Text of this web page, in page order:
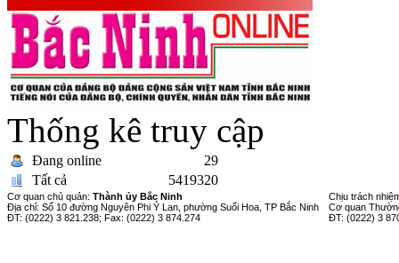
Thống kê truy cập
Đang online
29
Tất cả
5419320
Cơ quan chủ quản: Thành ủy Bắc Ninh
Địa chỉ: Số 10 đường Nguyên Phi Ỷ Lan, phường Suối Hoa, TP Bắc Ninh
ĐT: (0222) 3 821.238; Fax: (0222) 3 874.274
Chịu trách
Cơ quan
ĐT: (0222) 3